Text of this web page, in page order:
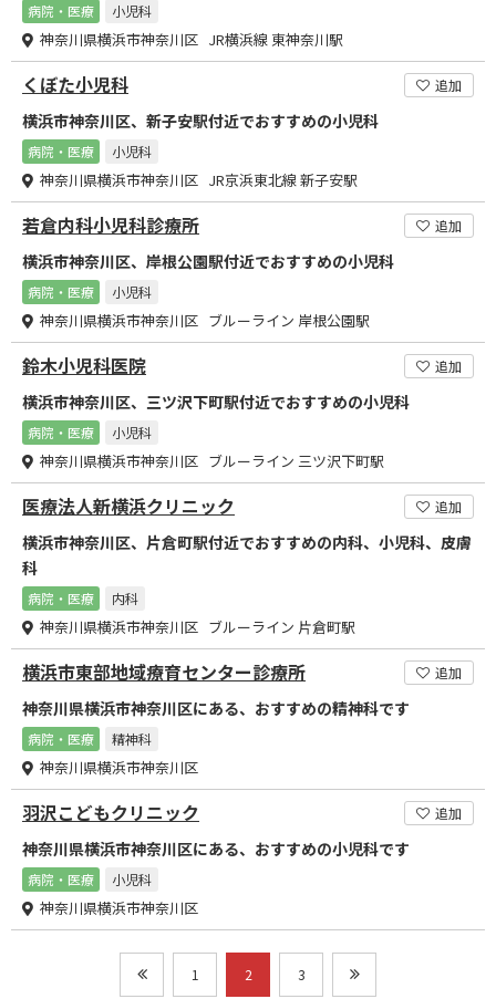
病院・医療 小児科
神奈川県横浜市神奈川区 JR横浜線 東神奈川駅
くぼた小児科 追加
横浜市神奈川区、新子安駅付近でおすすめの小児科
病院・医療 小児科
神奈川県横浜市神奈川区 JR京浜東北線 新子安駅
若倉内科小児科診療所 追加
横浜市神奈川区、岸根公園駅付近でおすすめの小児科
病院・医療 小児科
神奈川県横浜市神奈川区 ブルーライン 岸根公園駅
鈴木小児科医院 追加
横浜市神奈川区、三ツ沢下町駅付近でおすすめの小児科
病院・医療 小児科
神奈川県横浜市神奈川区 ブルーライン 三ツ沢下町駅
医療法人新横浜クリニック 追加
横浜市神奈川区、片倉町駅付近でおすすめの内科、小児科、皮膚
科
病院・医療 内科
神奈川県横浜市神奈川区 ブルーライン 片倉町駅
横浜市東部地域療育センター診療所 追加
神奈川県横浜市神奈川区にある、おすすめの精神科です
病院・医療 精神科
神奈川県横浜市神奈川区
羽沢こどもクリニック 追加
神奈川県横浜市神奈川区にある、おすすめの小児科です
病院・医療 小児科
神奈川県横浜市神奈川区
1 2 3